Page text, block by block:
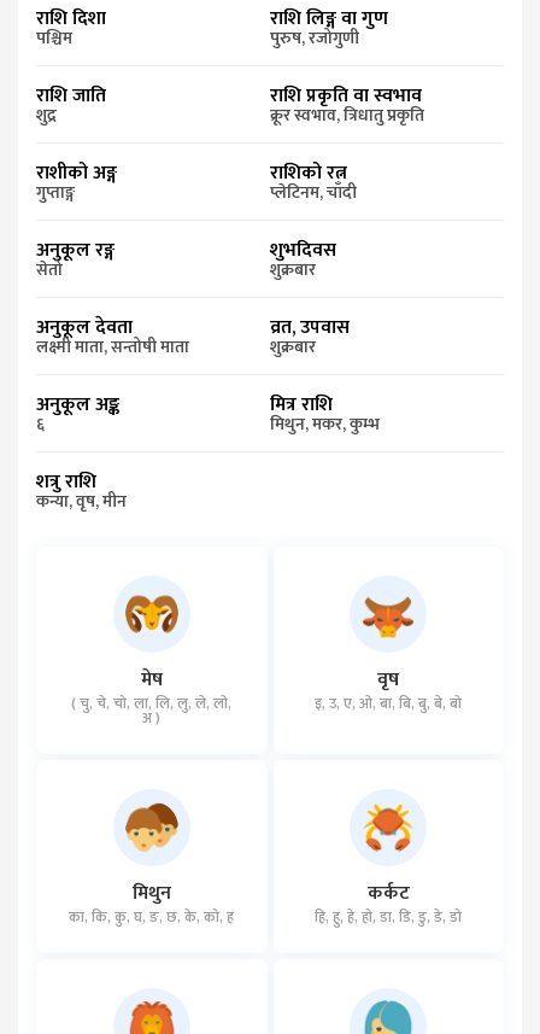
राशि दिशा
पश्चिम
राशि लिङ्ग वा गुण
पुरुष, रजोगुणी
राशि जाति
शुद्र
राशि प्रकृति वा स्वभाव
क्रूर स्वभाव, त्रिधातु प्रकृति
राशीको अङ्ग
गुप्ताङ्ग
राशिको रत्न
प्लेटिनम, चाँदी
अनुकूल रङ्ग
सेतो
शुभदिवस
शुक्रबार
अनुकूल देवता
लक्ष्मी माता, सन्तोषी माता
व्रत, उपवास
शुक्रबार
अनुकूल अङ्क
६
मित्र राशि
मिथुन, मकर, कुम्भ
शत्रु राशि
कन्या, वृष, मीन
मेष
( चु, चे, चो, ला, लि, लु, ले, लो,
अ )
वृष
इ, उ, ए, ओ, बा, बि, बु, बे, बो
मिथुन
का, कि, कु, घ, ङ, छ, के, को, ह
कर्कट
हि, हु, हे, हो, डा, डि, डु, डे, डो